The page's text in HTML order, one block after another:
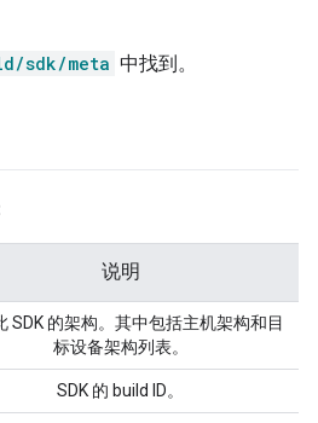
sdk/meta 中找到。
说明
SDK 的架构。其中包括主机架构和目
标设备架构列表。
SDK 的 build ID。